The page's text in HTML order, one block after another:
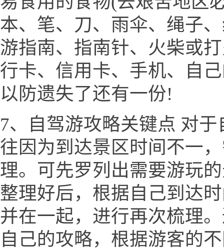
本、笔、刀、雨伞、绳子
游指南、指南针、火柴或
行卡、信用卡、手机、自
以防遗失了还有一份!
7、自驾游攻略关键点 对
往因为到达景区时间不一
理。可先罗列出需要游玩
整理好后，根据自己到达
并在一起，进行再次梳理
自己的攻略，根据游客的